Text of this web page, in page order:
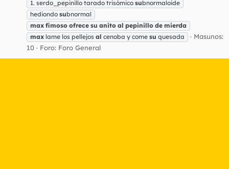
1. serdo_pepinillo tarado trisómico subnormaloide
hediondo subnormal
max fimoso ofrece su anito al pepinillo de mierda
max lame los pellejos al cenoba y come su quesada
Masunos:
10
Foro: Foro General